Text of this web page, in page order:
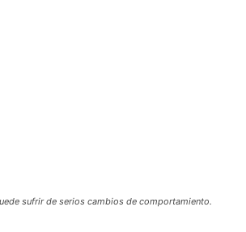
sufrir de serios cambios de comportamiento.